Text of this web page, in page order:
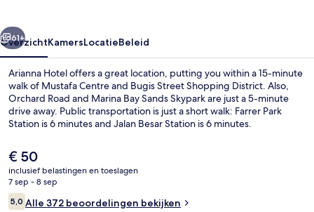
Volgende
61+
OverzichtKamersLocatieBeleid
Arianna Hotel offers a great location, putting you within a 15-minute
walk of Mustafa Centre and Bugis Street Shopping District. Also,
Orchard Road and Marina Bay Sands Skypark are just a 5-minute
drive away. Public transportation is just a short walk: Farrer Park
Station is 6 minutes and Jalan Besar Station is 6 minutes.
De
huidige
prijs
is
€ 50
€ 50
inclusief belastingen en toeslagen
7 sep - 8 sep
Beoordelingen
5,05,0 op 10 –
Alle 372 beoordelingen bekijken